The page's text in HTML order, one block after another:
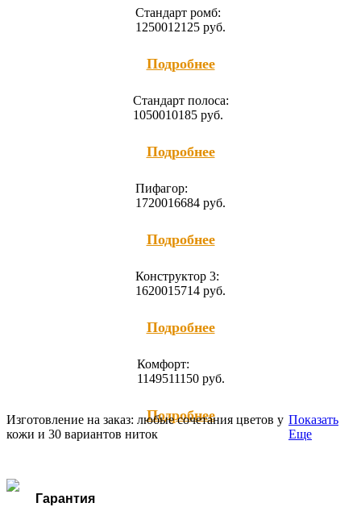
Cтандарт ромб:
1250012125 руб.
Подробнее
Cтандарт полоса:
1050010185руб.
Подробнее
Пифагор:
1720016684 руб.
Подробнее
Конструктор 3:
1620015714 руб.
Подробнее
Комфорт:
1149511150руб.
Подробнее
Изготовление на заказ: любые сочетания цветов у
кожи и 30 вариантов ниток
Показать
Еще
Гарантия